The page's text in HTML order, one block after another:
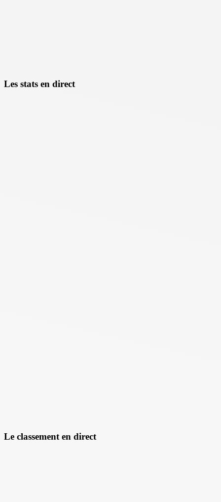
Les stats en direct
Le classement en direct